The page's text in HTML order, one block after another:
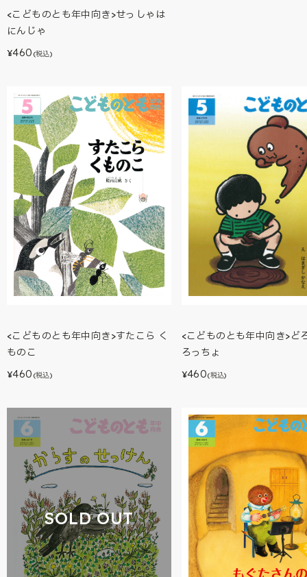
<こどものとも年中向き>せっしゃは
にんじゃ
¥460 (税込)
<こどものとも年中向き>すたこら く
ものこ
¥460 (税込)
<こどものとも年中向き>ど
ろっちょ
¥460(税込)
SOLD OUT